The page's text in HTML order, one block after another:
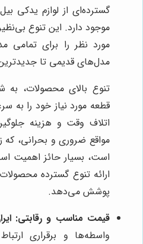
گسترده‌ای از لوازم یدکی
موجود دارد. این تنوع
مورد نظر را برای تمامی
مدل‌های قدیمی تا
تنوع بالای محصولات،
قطعه مورد نیاز خود را به
اتلاف وقت و هزینه
مواقع ضروری و بحرانی، که
است، بسیار حائز اهمیت
ارائه تنوع گسترده
پوشش می‌دهد.
قیمت مناسب و رقابتی:
واسطه‌ها و برقراری